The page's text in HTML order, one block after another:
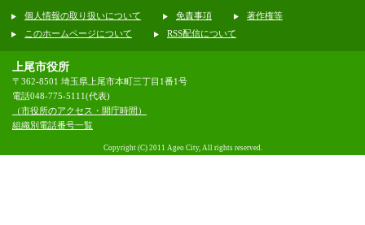
個人情報の取り扱いについて 免責事項
著作権等
このホームページについて
RSS配信について
上尾市役所
〒362-8501 埼玉県上尾市本町三丁目1番1号
電話048-775-5111(代表)
（市役所のアクセス・開庁時間）
組織別電話番号一覧
Copyright (C) 2011 Ageo City, All rights reserved.